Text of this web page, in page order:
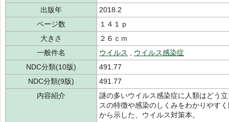
出版年
2018.2
ページ数
１４１ｐ
大きさ
２６ｃｍ
一般件名
ウイルス
ウイルス感染症
NDC分類(10版)
491.77
NDC分類(9版)
491.77
内容紹介
謎の多いウイルス感染症に人類はどう
スの特徴や感染のしくみをわかりやす
から示した、ウイルス対策本。